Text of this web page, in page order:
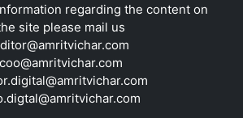
regarding the content on
site please mail us
coo@amritvichar.com